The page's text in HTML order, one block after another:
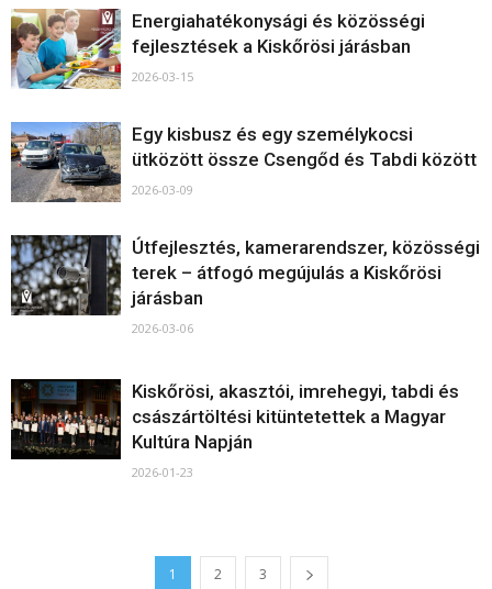
Energiahatékonysági és közösségi
fejlesztések a Kiskőrösi járásban
2026-03-15
Egy kisbusz és egy személykocsi
ütközött össze Csengőd és Tabdi között
2026-03-09
Útfejlesztés, kamerarendszer, közösségi
terek – átfogó megújulás a Kiskőrösi
járásban
2026-03-06
Kiskőrösi, akasztói, imrehegyi, tabdi és
császártöltési kitüntetettek a Magyar
Kultúra Napján
2026-01-23
1 2 3